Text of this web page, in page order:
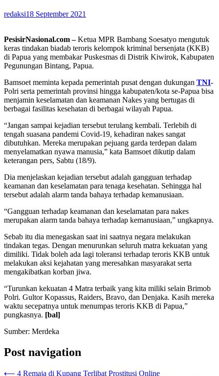
redaksi18 September 2021
PesisirNasional.com –Ketua MPR Bambang Soesatyo mengutuk
keras tindakan biadab teroris kelompok kriminal bersenjata (KKB)
di Papua yang membakar Puskesmas di Distrik Kiwirok, Kabupaten
Pegunungan Bintang, Papua.
Bamsoet meminta kepada pemerintah pusat dengan dukungan TNI-
Polri serta pemerintah provinsi hingga kabupaten/kota se-Papua bisa
menjamin keselamatan dan keamanan Nakes yang bertugas di
berbagai fasilitas kesehatan di berbagai wilayah Papua.
“Jangan sampai kejadian tersebut terulang kembali. Terlebih di
tengah suasana pandemi Covid-19, kehadiran nakes sangat
dibutuhkan. Mereka merupakan pejuang garda terdepan dalam
menyelamatkan nyawa manusia,” kata Bamsoet dikutip dalam
keterangan pers, Sabtu (18/9).
Dia menjelaskan kejadian tersebut adalah gangguan terhadap
keamanan dan keselamatan para tenaga kesehatan. Sehingga hal
tersebut adalah alarm tanda bahaya terhadap kemanusiaan.
“Gangguan terhadap keamanan dan keselamatan para nakes
merupakan alarm tanda bahaya terhadap kemanusiaan,” ungkapnya.
Sebab itu dia menegaskan saat ini saatnya negara melakukan
tindakan tegas. Dengan menurunkan seluruh matra kekuatan yang
dimiliki. Tidak boleh ada lagi toleransi terhadap teroris KKB untuk
melakukan aksi kejahatan yang meresahkan masyarakat serta
mengakibatkan korban jiwa.
“Turunkan kekuatan 4 Matra terbaik yang kita miliki selain Brimob
Polri. Gultor Kopassus, Raiders, Bravo, dan Denjaka. Kasih mereka
waktu secepatnya untuk menumpas teroris KKB di Papua,”
pungkasnya. [bal]
Sumber: Merdeka
Post navigation
⟵ 4 Remaja di Kupang Terlibat Prostitusi Online